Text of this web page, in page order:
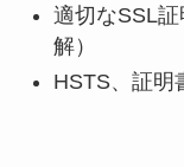
適切なSSL
解）
HSTS、証明